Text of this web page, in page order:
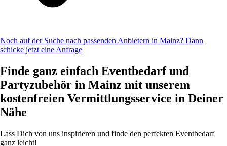
Noch auf der Suche nach passenden Anbietern in Mainz? Dann
schicke jetzt eine Anfrage
Finde ganz einfach Eventbedarf und
Partyzubehör in Mainz mit unserem
kostenfreien Vermittlungsservice in Deiner
Nähe
Lass Dich von uns inspirieren und finde den perfekten Eventbedarf
ganz leicht!